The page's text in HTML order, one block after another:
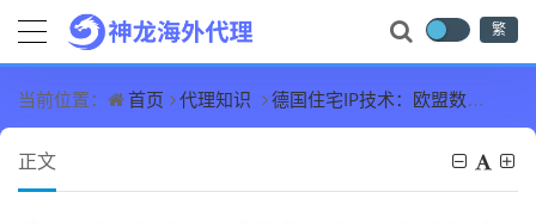
繁
当前位置： 首页 代理知识 德国住宅IP技术：欧盟数据安全认证标准解读
正文